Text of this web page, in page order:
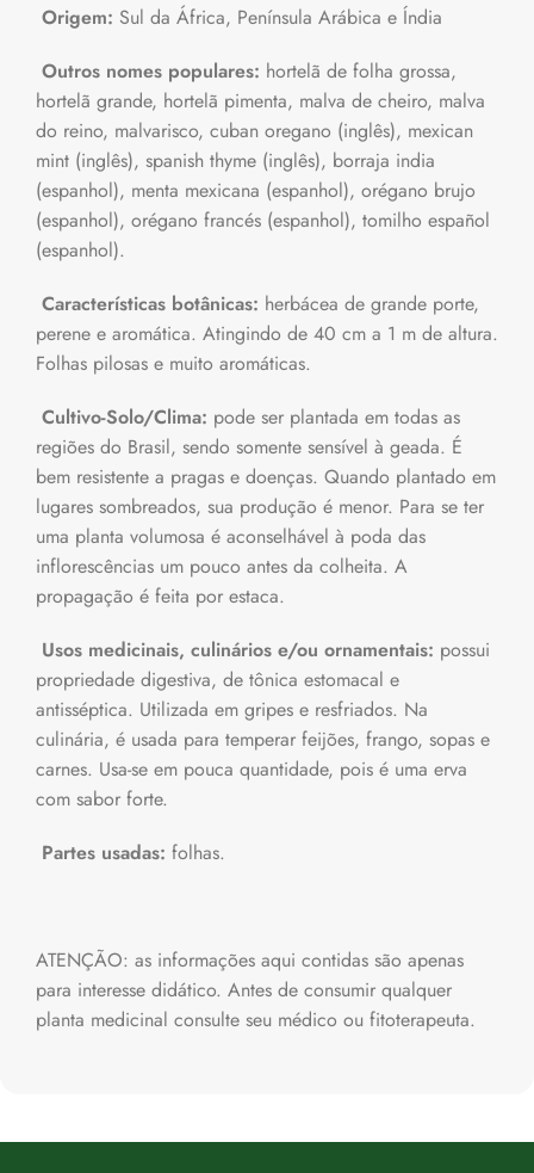
Origem: Sul da África, Península Arábica e Índia
Outros nomes populares: hortelã de folha grossa,
hortelã grande, hortelã pimenta, malva de cheiro, malva
do reino, malvarisco, cuban oregano (inglês), mexican
mint (inglês), spanish thyme (inglês), borraja india
(espanhol), menta mexicana (espanhol), orégano brujo
(espanhol), orégano francés (espanhol), tomilho español
(espanhol).
Características botânicas: herbácea de grande porte,
perene e aromática. Atingindo de 40 cm a 1 m de altura.
Folhas pilosas e muito aromáticas.
Cultivo-Solo/Clima: pode ser plantada em todas as
regiões do Brasil, sendo somente sensível à geada. É
bem resistente a pragas e doenças. Quando plantado em
lugares sombreados, sua produção é menor. Para se ter
uma planta volumosa é aconselhável à poda das
inflorescências um pouco antes da colheita. A
propagação é feita por estaca.
Usos medicinais, culinários e/ou ornamentais: possui
propriedade digestiva, de tônica estomacal e
antisséptica. Utilizada em gripes e resfriados. Na
culinária, é usada para temperar feijões, frango, sopas e
carnes. Usa-se em pouca quantidade, pois é uma erva
com sabor forte.
Partes usadas: folhas.
ATENÇÃO: as informações aqui contidas são apenas
para interesse didático. Antes de consumir qualquer
planta medicinal consulte seu médico ou fitoterapeuta.